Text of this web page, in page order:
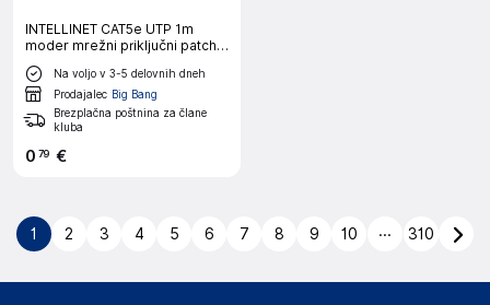
INTELLINET CAT5e UTP 1m
moder mrežni priključni patch
kabel
Na voljo v 3-5 delovnih dneh
Prodajalec Big Bang
Brezplačna poštnina za člane
kluba
0 79 €
1 2 3 4 5 6 7 8 9 10 ... 310